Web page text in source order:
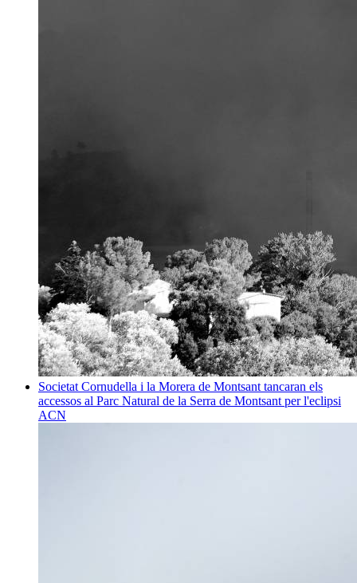
Societat Cornudella i la Morera de Montsant tancaran els
accessos al Parc Natural de la Serra de Montsant per l'eclipsi
ACN